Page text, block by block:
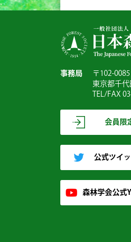
事務局
〒102-0085
東京都千
TEL/FAX
会員限
公式ツイ
森林学会公式